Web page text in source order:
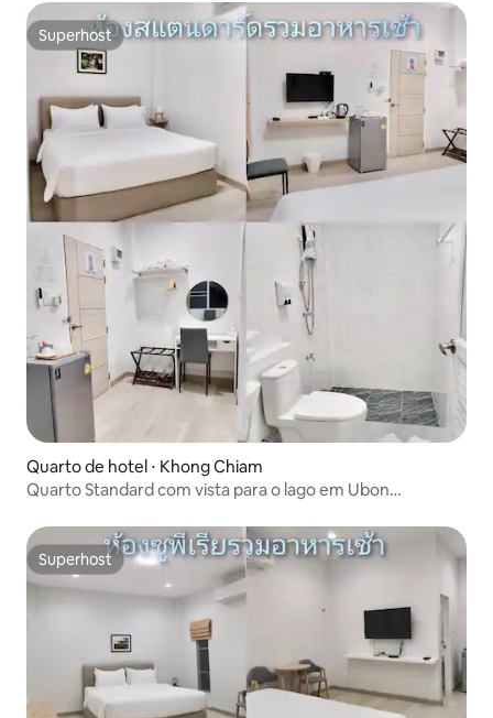
Superhost
Superhost
Quarto de hotel ⋅ Khong Chiam
Quarto Standard com vista para o lago em Ubon
Superhost
Superhost